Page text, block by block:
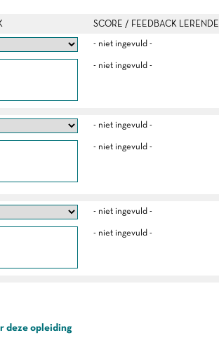
SCORE / FEEDBACK LERENDE
- niet ingevuld -
- niet ingevuld -
- niet ingevuld -
- niet ingevuld -
- niet ingevuld -
- niet ingevuld -
deze opleiding